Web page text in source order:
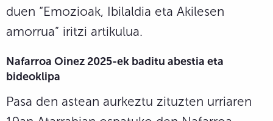
duen “Emozioak, Ibilaldia eta Akilesen
amorrua” iritzi artikulua.
Nafarroa Oinez 2025-ek baditu abestia eta
bideoklipa
Pasa den astean aurkeztu zituzten urriaren